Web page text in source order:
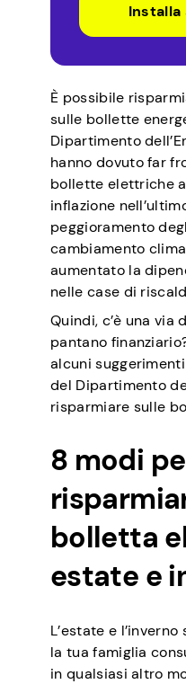
È possibile
sulle bollette
Dipartimento
hanno dovuto far
bollette elettriche
inflazione
peggioramento
cambiamento
aumentato la
nelle case di
Quindi, c’è una via
pantano
alcuni
del Dipartimento
risparmiare sulle
8 modi
bolletta
estate e
L’estate e
la tua famiglia
in qualsiasi altro